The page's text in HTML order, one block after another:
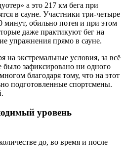
а это 217 км бега при
в сауне. Участники три-четыре
минут, обильно потея и при этом
даже практикуют бег на
упражнения прямо в сауне.
на экстремальные условия, за всё
было зафиксировано ни одного
благодаря тому, что на этот
подготовленные спортсмены.
уровень
до, во время и после